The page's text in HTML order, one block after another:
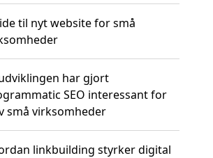
til nyt website for små
har gjort
SEO interessant for
små virksomheder
linkbuilding styrker digital